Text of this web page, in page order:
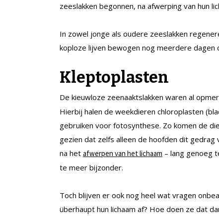
zeeslakken begonnen, na afwerping van hun
In zowel jonge als oudere zeeslakken
koploze lijven bewogen nog meerdere dagen
Kleptoplasten
De kieuwloze zeenaaktslakken waren al
Hierbij halen de weekdieren chloroplasten
gebruiken voor fotosynthese. Zo komen de
gezien dat zelfs alleen de hoofden dit
na het afwerpen van het lichaam – lang genoeg
te meer bijzonder.
Toch blijven er ook nog heel wat vragen
überhaupt hun lichaam af? Hoe doen ze dat